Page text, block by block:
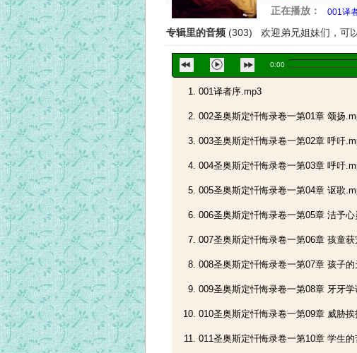
正在播放：
专辑里的音频 (303) 欢迎弟兄姐妹们，可
0:00
001译
001译者序.mp3
002圣奥斯定忏悔录卷一第01章 颂扬
003圣奥斯定忏悔录卷一第02章 呼吁
004圣奥斯定忏悔录卷一第03章 呼吁
005圣奥斯定忏悔录卷一第04章 讴歌
006圣奥斯定忏悔录卷一第05章 洁予
007圣奥斯定忏悔录卷一第06章 孩童
008圣奥斯定忏悔录卷一第07章 孩子
009圣奥斯定忏悔录卷一第08章 牙牙
010圣奥斯定忏悔录卷一第09章 威胁
011圣奥斯定忏悔录卷一第10章 学生